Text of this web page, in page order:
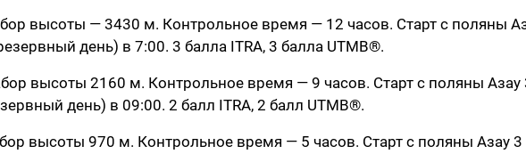
высоты — 3430 м. Контрольное время — 12 часов. Старт с поляны
день) в 7:00. 3 балла ITRA, 3 балла UTMB®.
высоты 2160 м. Контрольное время — 9 часов. Старт с поляны Азау
день) в 09:00. 2 балл ITRA, 2 балл UTMB®.
высоты 970 м. Контрольное время — 5 часов. Старт с поляны Азау 3